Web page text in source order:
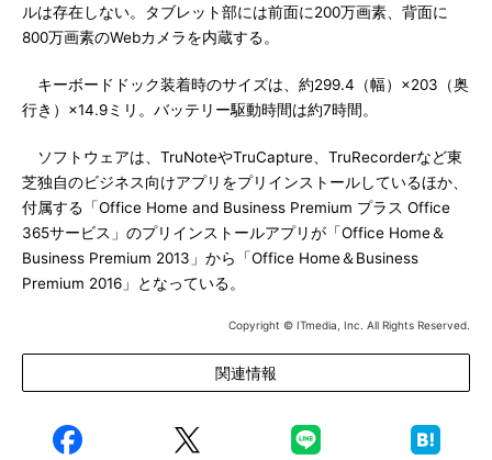
ルは存在しない。タブレット部には前面に200万画素、背面に
800万画素のWebカメラを内蔵する。
キーボードドック装着時のサイズは、約299.4（幅）×203（奥
行き）×14.9ミリ。バッテリー駆動時間は約7時間。
ソフトウェアは、TruNoteやTruCapture、TruRecorderなど東
芝独自のビジネス向けアプリをプリインストールしているほか、
付属する「Office Home and Business Premium プラス Office
365サービス」のプリインストールアプリが「Office Home＆
Business Premium 2013」から「Office Home＆Business
Premium 2016」となっている。
Copyright © ITmedia, Inc. All Rights Reserved.
関連情報